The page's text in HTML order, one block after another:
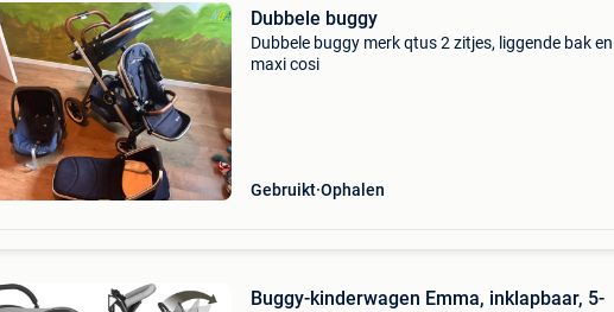
Dubbele buggy
Dubbele buggy merk qtus 2 zitjes, liggende bak en
maxi cosi
Gebruikt Ophalen
Buggy-kinderwagen Emma, inklapbaar, 5-